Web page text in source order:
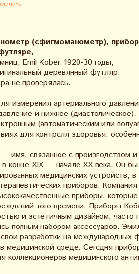
(сфигмоманометр),
Emil Kober, 1920-30 годы,
деревянный футляр.
не проверялась.
измерения артериального
и нижнее
(автоматическим или
для контроля здоровья,
имя, связанное с производством и
конце XIX — начале XX века. Он
медицинских устройств,
приборов.
приборы,
того времени. Приборы
и эстетичным дизайном,
полным набором аксессуаров.
разработки на международных
медицинской среде. Сегодня
коллекционеров медицинского